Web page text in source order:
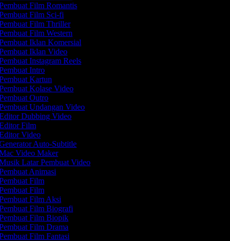
Film Romantis
Film Sci-fi
Film Thriller
Film Western
Iklan Komersial
Iklan Video
Instagram Reels
Intro
Kartun
Kolase Video
Outro
Undangan Video
Dubbing Video
Film
Video
Auto-Subtitle
Video Maker
Latar Pembuat Video
Animasi
Film
Film
Film Aksi
Film Biografi
Film Biopik
Film Drama
Film Fantasi